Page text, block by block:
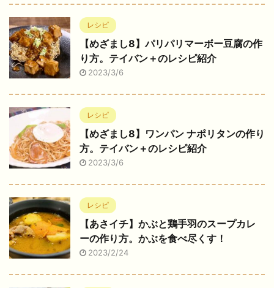
レシピ
【めざまし8】パリパリマーボー豆腐の作
り方。テイバン＋のレシピ紹介
2023/3/6
レシピ
【めざまし8】ワンパン ナポリタンの作り
方。テイバン＋のレシピ紹介
2023/3/6
レシピ
【あさイチ】かぶと鶏手羽のスープカレ
ーの作り方。かぶを食べ尽くす！
2023/2/24